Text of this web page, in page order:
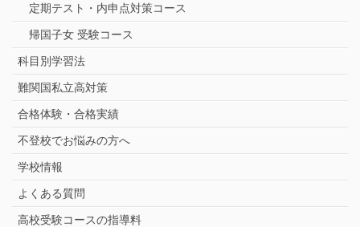
定期テスト・内申点対策コース
帰国子女 受験コース
科目別学習法
難関国私立高対策
合格体験・合格実績
不登校でお悩みの方へ
学校情報
よくある質問
高校受験コースの指導料